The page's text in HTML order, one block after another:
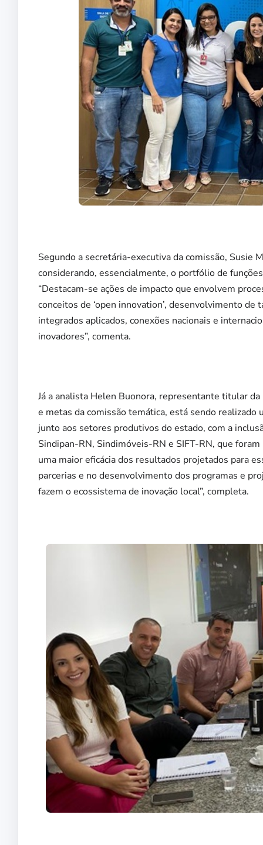
Segundo a secretária-executiva da comissão,
considerando, essencialmente, o portfólio de
“Destacam-se ações de impacto que envolvem
conceitos de ‘open innovation’, desenvolvimento
integrados aplicados, conexões nacionais e
inovadores”, comenta.
Já a analista Helen Buonora, representante titular da
e metas da comissão temática, está sendo
junto aos setores produtivos do estado, com a
Sindipan-RN, Sindimóveis-RN e SIFT-RN, que
uma maior eficácia dos resultados projetados para
parcerias e no desenvolvimento dos programas e
fazem o ecossistema de inovação local”, completa.